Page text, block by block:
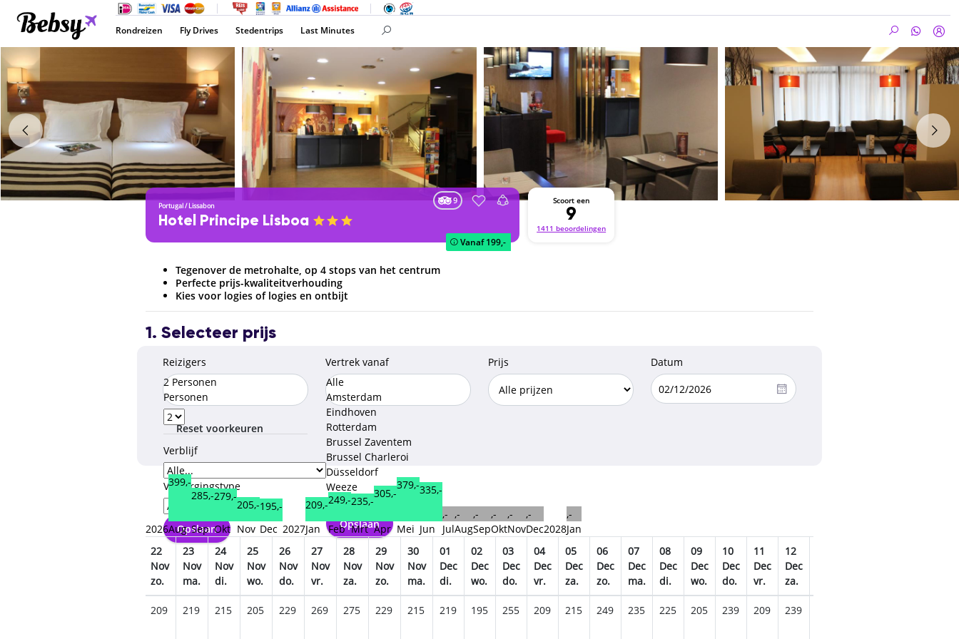
Rondreizen Fly Drives Stedentrips Last Minutes
Portugal/Lissabon
9
Hotel Principe Lisboa
Vanaf199,-
Scoort een
9
1411 beoordelingen
Tegenover de metrohalte, op 4 stops van het centrum
Perfecte prijs-kwaliteitverhouding
Kies voor logies of logies en ontbijt
1. Selecteer prijs
Reizigers
2 Personen
Personen
Verblijf
Verzorgingstype
Opslaan
Vertrek vanaf
Alle
Amsterdam
Eindhoven
Rotterdam
Brussel Zaventem
Brussel Charleroi
Düsseldorf
Weeze
Keulen Bonn
Opslaan
Prijs Datum
Reset voorkeuren
2026
399,-
Aug
285,-
Sep
279,-
Okt
205,-
Nov
195,-
Dec 2027
209,-
Jan
249,-
Feb
235,-
Mrt
305,-
Apr
379,-
Mei
335,-
Jun
,-
Jul
,-
Aug
,-
Sep
,-
Okt
,-
Nov
,-
Dec2028
,-
Jan
22
Nov
zo.
23
Nov
ma.
24
Nov
di.
25
Nov
wo.
26
Nov
do.
27
Nov
vr.
28
Nov
za.
29
Nov
zo.
30
Nov
ma.
01
Dec
di.
02
Dec
wo.
03
Dec
do.
04
Dec
vr.
05
Dec
za.
06
Dec
zo.
07
Dec
ma.
08
Dec
di.
09
Dec
wo.
10
Dec
do.
11
Dec
vr.
12
Dec
za.
209 219 215 205 229 269 275 229 215 219 195 255 209 215 249 235 225 205 239 209 239